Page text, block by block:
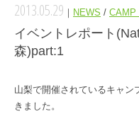
2013.05.29 ｜ NEWS / CAMP
イベントレポート
森)part:1
山梨で開催されているキャン
きました。